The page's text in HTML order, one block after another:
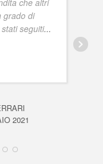
grado di
seguiti...
2021